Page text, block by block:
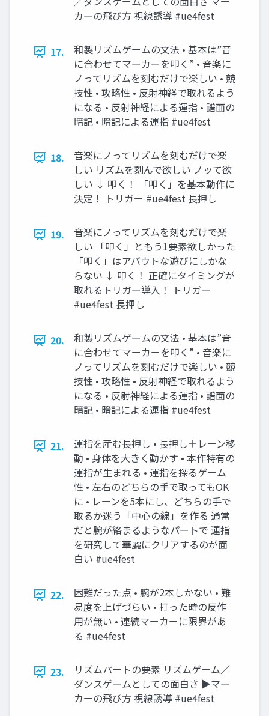
カーの飛び方 視線誘導 #ue4fest
17.
和製リズムゲームの文法 • 基本は”音
に合わせてマーカーを叩く” • 音楽に
ノってリズムを刻むだけで楽しい • 競
技性 • 攻略性 • 反射神経で取れるよう
になる • 反射神経による運指 • 譜面の
暗記 • 暗記による運指 #ue4fest
18.
音楽にノってリズムを刻むだけで楽
しい リズムを刻んで欲しい ノッて欲
しい ↓ 叩く！ 「叩く」を基本動作に
決定！ トリガー #ue4fest 長押し
19.
音楽にノってリズムを刻むだけで楽
しい 「叩く」ともう1要素欲しかった
「叩く」はアバウトな遊びにしかな
らない ↓ 叩く！ 正確にタイミングが
取れるトリガー導入！ トリガー
#ue4fest 長押し
20.
和製リズムゲームの文法 • 基本は”音
に合わせてマーカーを叩く” • 音楽に
ノってリズムを刻むだけで楽しい • 競
技性 • 攻略性 • 反射神経で取れるよう
になる • 反射神経による運指 • 譜面の
暗記 • 暗記による運指 #ue4fest
21.
運指を産む長押し • 長押し＋レーン移
動 • 身体を大きく動かす • 本作特有の
運指が生まれる • 運指を探るゲーム
性 • 左右のどちらの手で取ってもOK
に • レーンを5本にし、どちらの手で
取るか迷う「中心の線」を作る 通常
だと腕が絡まるようなパートで 運指
を研究して華麗にクリアするのが面
白い #ue4fest
22.
困難だった点 • 腕が2本しかない • 難
易度を上げづらい • 打った時の反作
用が無い • 連続マーカーに限界があ
る #ue4fest
23.
リズムパートの要素 リズムゲーム／
ダンスゲームとしての面白さ ▶マー
カーの飛び方 視線誘導 #ue4fest